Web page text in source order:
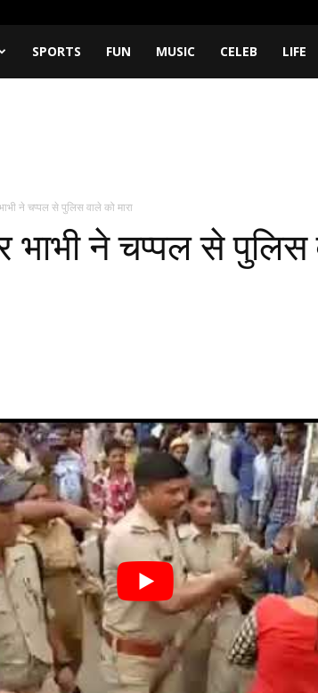
SPORTS FUN MUSIC CELEB LIFE
ने चप्पल से पुलिस वाले को मारा
ने चप्पल से पुलिस